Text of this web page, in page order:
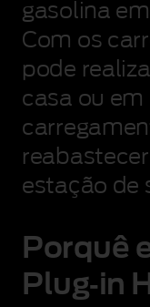
gasolina
Com os
pode
casa ou
estação de
Porquê
Plug‑in